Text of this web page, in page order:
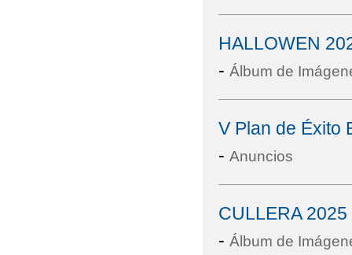
HALLOWEN
- Álbum de
V Plan de Éxito
- Anuncios
CULLERA 2025
- Álbum de